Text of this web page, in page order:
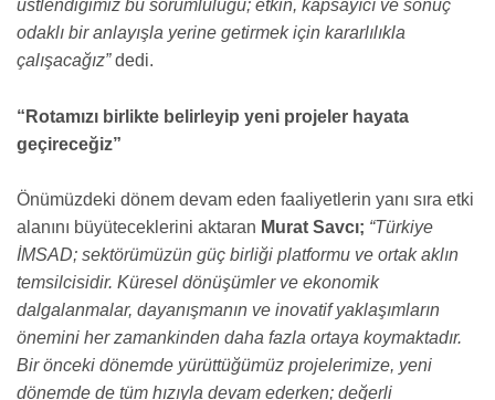
üstlendiğimiz bu sorumluluğu; etkin, kapsayıcı ve sonuç
odaklı bir anlayışla yerine getirmek için kararlılıkla
çalışacağız”dedi.
“Rotamızı birlikte belirleyip yeni projeler hayata
geçireceğiz”
Önümüzdeki dönem devam eden faaliyetlerin yanı sıra etki
alanını büyüteceklerini aktaran Murat Savcı; “Türkiye
İMSAD; sektörümüzün güç birliği platformu ve ortak aklın
temsilcisidir. Küresel dönüşümler ve ekonomik
dalgalanmalar, dayanışmanın ve inovatif yaklaşımların
önemini her zamankinden daha fazla ortaya koymaktadır.
Bir önceki dönemde yürüttüğümüz projelerimize, yeni
dönemde de tüm hızıyla devam ederken; değerli